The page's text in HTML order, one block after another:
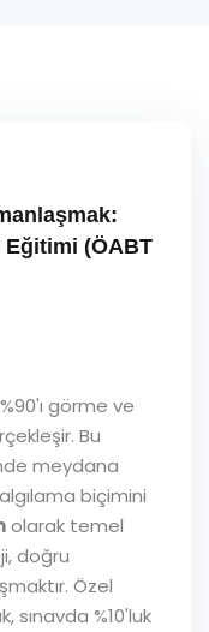
(ÖABT
görme ve
Bu
meydana
biçimini
olarak temel
doğru
Özel
sınavda %10'luk